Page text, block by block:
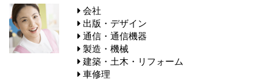
会社
出版・デザイン
通信・通信機器
製造・機械
建築・土木・リフォーム
車修理